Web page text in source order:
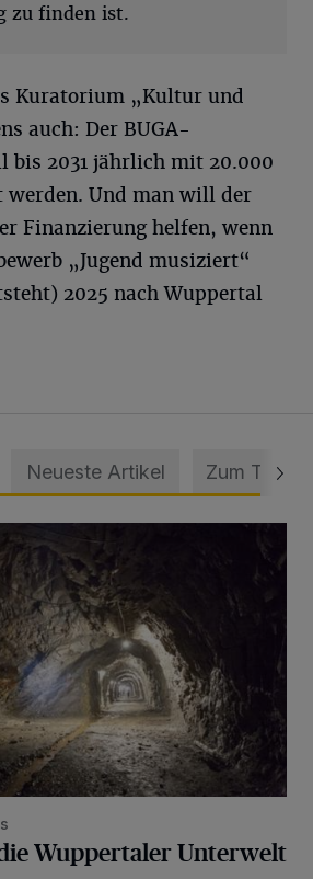
zu finden ist.
Kuratorium „Kultur und
auch: Der BUGA-
bis 2031 jährlich mit 20.000
Und man will der
Finanzierung helfen, wenn
„Jugend musiziert“
2025 nach Wuppertal
Neueste Artikel Zum Thema
Wuppertaler Unterwelt